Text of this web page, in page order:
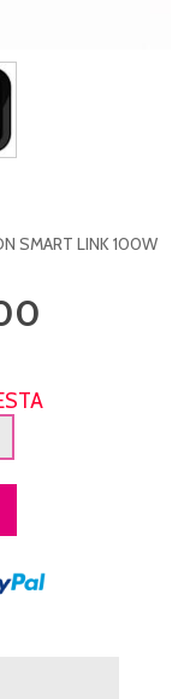
SMART LINK 100W